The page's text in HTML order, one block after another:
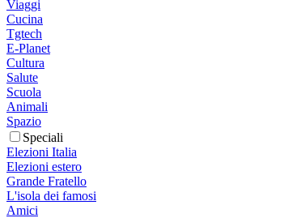
Viaggi
Cucina
Tgtech
E-Planet
Cultura
Salute
Scuola
Animali
Spazio
Speciali
Elezioni Italia
Elezioni estero
Grande Fratello
L'isola dei famosi
Amici